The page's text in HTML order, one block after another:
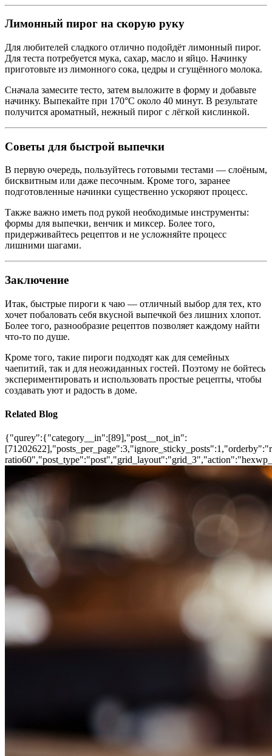
Лимонный пирог на скорую руку
Для любителей сладкого отлично подойдёт лимонный пирог.
Для теста потребуется мука, сахар, масло и яйцо. Начинку
приготовьте из лимонного сока, цедры и сгущённого молока.
Сначала замесите тесто, затем выложите в форму и добавьте
начинку. Выпекайте при 170°C около 40 минут. В результате
получится ароматный, нежный пирог с лёгкой кислинкой.
Советы для быстрой выпечки
В первую очередь, пользуйтесь готовыми тестами — слоёным,
бисквитным или даже песочным. Кроме того, заранее
подготовленные начинки существенно ускоряют процесс.
Также важно иметь под рукой необходимые инструменты:
формы для выпечки, венчик и миксер. Более того,
придерживайтесь рецептов и не усложняйте процесс
лишними шагами.
Заключение
Итак, быстрые пироги к чаю — отличный выбор для тех, кто
хочет побаловать себя вкусной выпечкой без лишних хлопот.
Более того, разнообразие рецептов позволяет каждому найти
что-то по душе.
Кроме того, такие пироги подходят как для семейных
чаепитий, так и для неожиданных гостей. Поэтому не бойтесь
экспериментировать и использовать простые рецепты, чтобы
создавать уют и радость в доме.
Related Blog
{"qurey":{"category__in":[89],"post__not_in":